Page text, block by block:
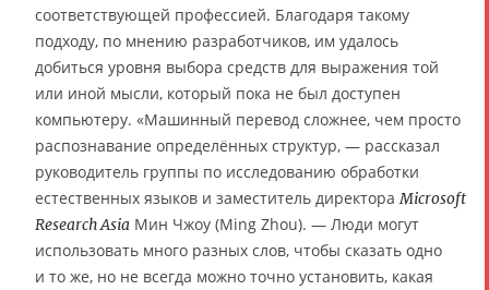
соответствующей профессией. Благодаря такому
подходу, по мнению разработчиков, им удалось
добиться уровня выбора средств для выражения той
или иной мысли, который пока не был доступен
компьютеру. «Машинный перевод сложнее, чем просто
распознавание определённых структур, — рассказал
руководитель группы по исследованию обработки
естественных языков и заместитель директора Microsoft
Research Asia Мин Чжоу (Ming Zhou). — Люди могут
использовать много разных слов, чтобы сказать одно
и то же, но не всегда можно точно установить, какая